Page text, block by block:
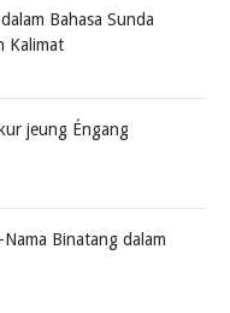
Bahasa Sunda
Kalimat
jeung Éngang
Binatang dalam